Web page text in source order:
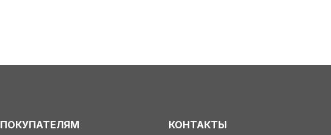
ПОКУПАТЕЛЯМ КОНТАКТЫ